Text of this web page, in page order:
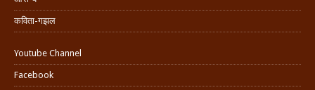
कविता-गझल
Youtube Channel
Facebook